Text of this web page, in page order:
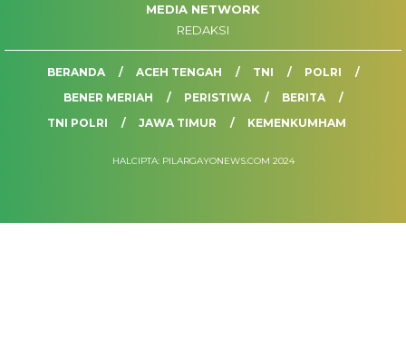
MEDIA NETWORK
REDAKSI
BERANDA ACEH TENGAH TNI
POLRI
BENER MERIAH
PERISTIWA
BERITA
TNI POLRI
JAWA TIMUR KEMENKUMHAM
HALCIPTA: PILARGAYONEWS.COM 2024